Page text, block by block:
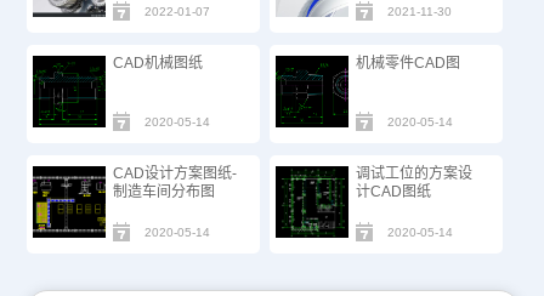
2022-01-07 2021-11-30
CAD机械图纸
2020-05-14
机械零件CAD图
2020-05-14
CAD设计方案图纸-
制造车间分布图
2020-05-14
调试工位的方案设
计CAD图纸
2020-05-14